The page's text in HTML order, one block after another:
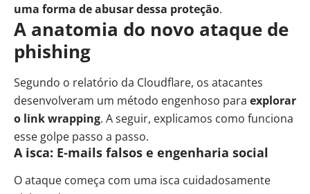
uma forma de abusar dessa proteção.
A anatomia do novo ataque de
phishing
Segundo o relatório da Cloudflare, os atacantes
desenvolveram um método engenhoso para explorar
o link wrapping. A seguir, explicamos como funciona
esse golpe passo a passo.
A isca: E-mails falsos e engenharia social
O ataque começa com uma isca cuidadosamente